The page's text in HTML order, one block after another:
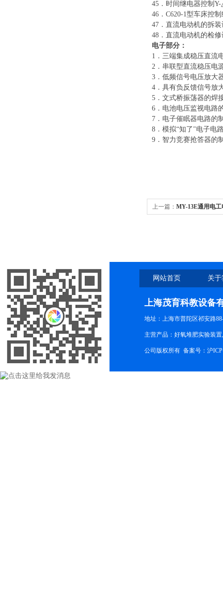
45．时间继电器控制
46．C620-1型车床控
47．直流电动机的拆
48．直流电动机的检
电子部分：
1．三端集成稳压直流
2．串联型直流稳压电
3．低频信号电压放大
4．具有负反馈信号放
5．文式桥振荡器的焊
6．电池电压监视电路
7．电子催眠器电路的
8．模拟“知了"电子电
9．智力竞赛抢答器的
上一篇： MY-13E通用电
网站首页 关
上海茂育科教设备
地址：上海市普陀区祁安路
主营产品：好氧堆肥实验装
公司版权所有 备案号： 沪